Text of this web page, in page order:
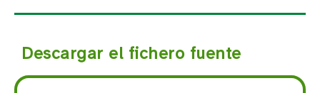
Descargar el fichero fuente